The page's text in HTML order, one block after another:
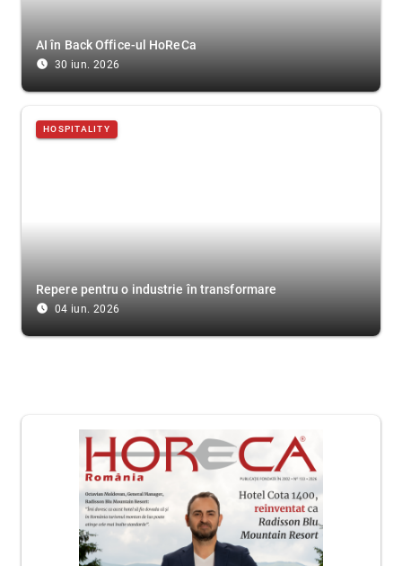
AI în Back Office-ul HoReCa
access_time_filled 30 iun. 2026
HOSPITALITY
Repere pentru o industrie în transformare
access_time_filled 04 iun. 2026